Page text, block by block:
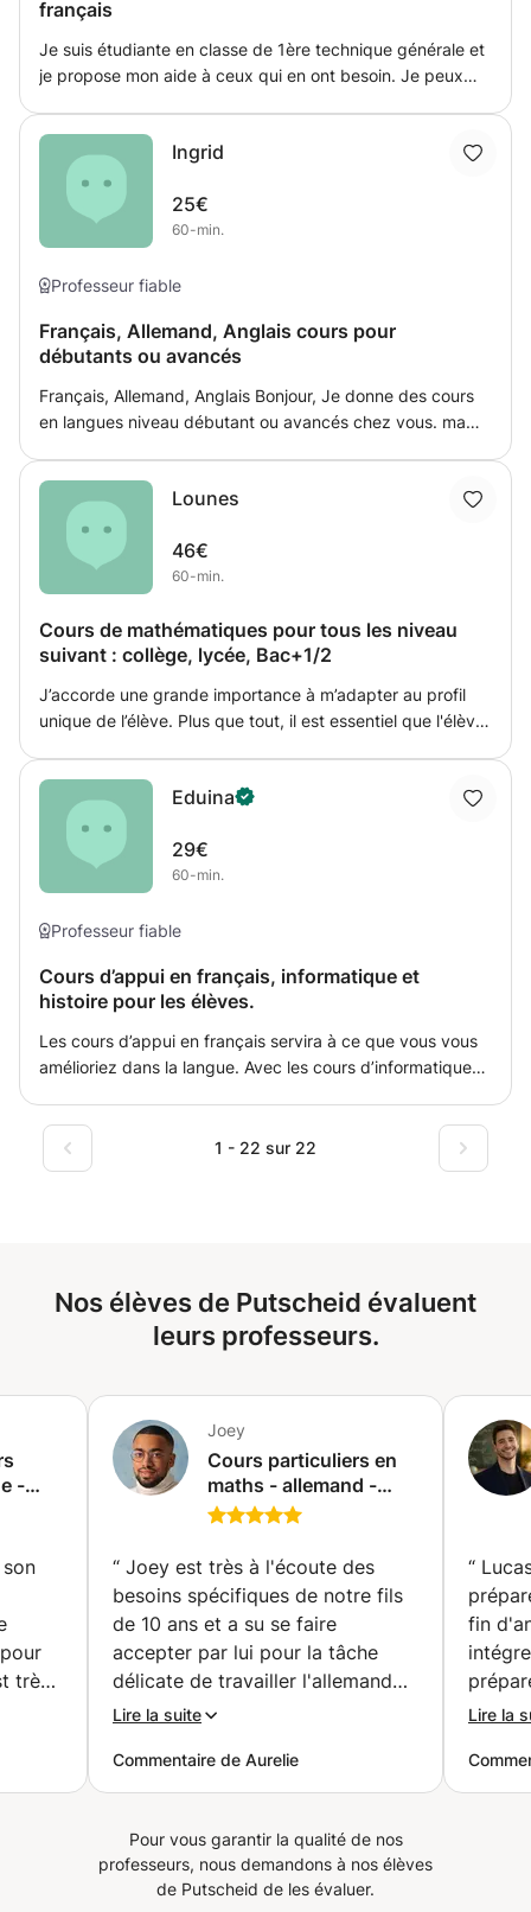
français
Je suis étudiante en classe de 1ère technique générale et
je propose mon aide à ceux qui en ont besoin. Je peux
aide jusqu'au niveau de 2ème (12ème) technique.
Ingrid
25€
60-min.
Professeur fiable
Français, Allemand, Anglais cours pour
débutants ou avancés
Français, Allemand, Anglais Bonjour, Je donne des cours
en langues niveau débutant ou avancés chez vous. ma
Lounes
46€
60-min.
Cours de mathématiques pour tous les niveau
suivant : collège, lycée, Bac+1/2
J’accorde une grande importance à m’adapter au profil
unique de l’élève. Plus que tout, il est essentiel que l'élève
chacun (compréhension, stress, gestion du temps...) La
compréhension des notions vues en cours est un aspect
important du soutien scolaire, cependant il est également
très important de transmettre des éléments
J'apprends à l'élève à savoir travailler efficacement, à
nous revoyons les notions fondamentales et j'aide l'élève à
en dégager l'essentiel (en rédigeant des résumés
adaptées). Ces compétences sont transversales et
importantes tout au long d’une scolarité. Cordialement
Eduina
29€
60-min.
Professeur fiable
Cours d’appui en français, informatique et
histoire pour les élèves.
Les cours d’appui en français servira à ce que vous vous
amélioriez dans la langue. Avec les cours d’informatique
cours d’histoire pour obtenir plusieurs de facilité
d’apprentissage.
1 - 22 sur 22
Nos élèves de Putscheid évaluent
leurs professeurs.
-
très
Joey
Cours particuliers en
maths - allemand -
français - anglais -
(Ettelbruck)
“ Joey est très à l'écoute des
besoins spécifiques de notre fils
de 10 ans et a su se faire
accepter par lui pour la tâche
délicate de travailler l'allemand
durant les vacances scolaires... Il
communique de manière
excellente. Avant de commencer
de niveau 3.2, il a posé de
nombreuses questions pour
Lire la suite
Commentaire de Aurelie
“
fin
et
Lire la
Pour vous garantir la qualité de nos
professeurs, nous demandons à nos élèves
de Putscheid de les évaluer.